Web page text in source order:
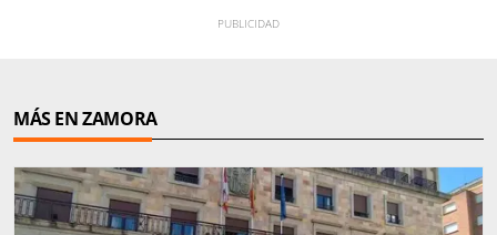
MÁS EN ZAMORA